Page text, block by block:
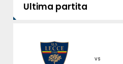
Ultima partita
vs